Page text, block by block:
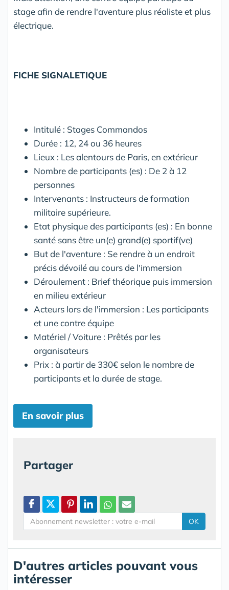
stage afin de rendre l'aventure plus réaliste et plus
électrique.
FICHE SIGNALETIQUE
Intitulé : Stages Commandos
Durée : 12, 24 ou 36 heures
Lieux : Les alentours de Paris, en extérieur
Nombre de participants (es) : De 2 à 12
personnes
Intervenants : Instructeurs de formation
militaire supérieure.
Etat physique des participants (es) : En bonne
santé sans être un(e) grand(e) sportif(ve)
But de l'aventure : Se rendre à un endroit
précis dévoilé au cours de l'immersion
Déroulement : Brief théorique puis immersion
en milieu extérieur
Acteurs lors de l'immersion : Les participants
et une contre équipe
Matériel / Voiture : Prêtés par les
organisateurs
Prix : à partir de 330€ selon le nombre de
participants et la durée de stage.
En savoir plus
Partager
OK
D'autres articles pouvant vous
intéresser